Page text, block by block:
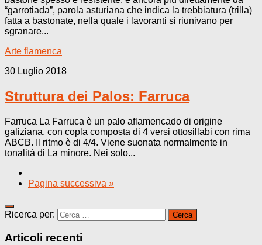
“garrotiada”, parola asturiana che indica la trebbiatura (trilla)
fatta a bastonate, nella quale i lavoranti si riunivano per
sgranare...
Arte flamenca
30 Luglio 2018
Struttura dei Palos: Farruca
Farruca La Farruca è un palo aflamencado di origine
galiziana, con copla composta di 4 versi ottosillabi con rima
ABCB. Il ritmo è di 4/4. Viene suonata normalmente in
tonalità di La minore. Nei solo...
Pagina successiva »
Ricerca per:
Articoli recenti